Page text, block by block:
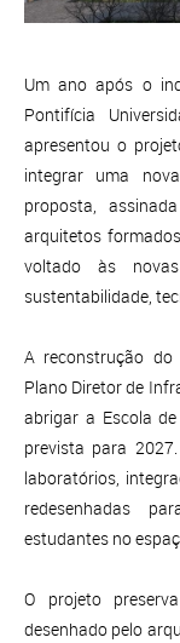
Um ano após o
Pontifícia
apresentou o
integrar uma
proposta,
arquitetos
voltado às
sustentabilidade,
A reconstrução
Plano Diretor de
abrigar a Escola
prevista para
laboratórios,
redesenhadas
estudantes no
O projeto
desenhado pelo